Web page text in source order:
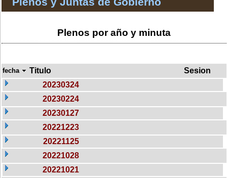
Plenos por año y minuta
fecha Titulo
Sesion
20230324
20230224
20230127
20221223
20221125
20221028
20221021